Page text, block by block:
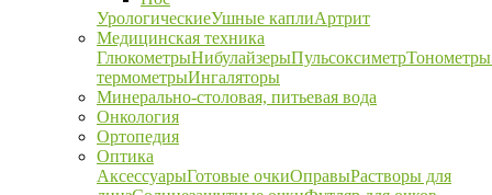
УрологическиеУшные каплиАртрит
Медицинская техника
ГлюкометрыНибулайзерыПульсоксиметрТонометры
термометрыИнгаляторы
Минерально-столовая, питьевая вода
Онкология
Ортопедия
Оптика
АксессуарыГотовые очкиОправыРастворы для